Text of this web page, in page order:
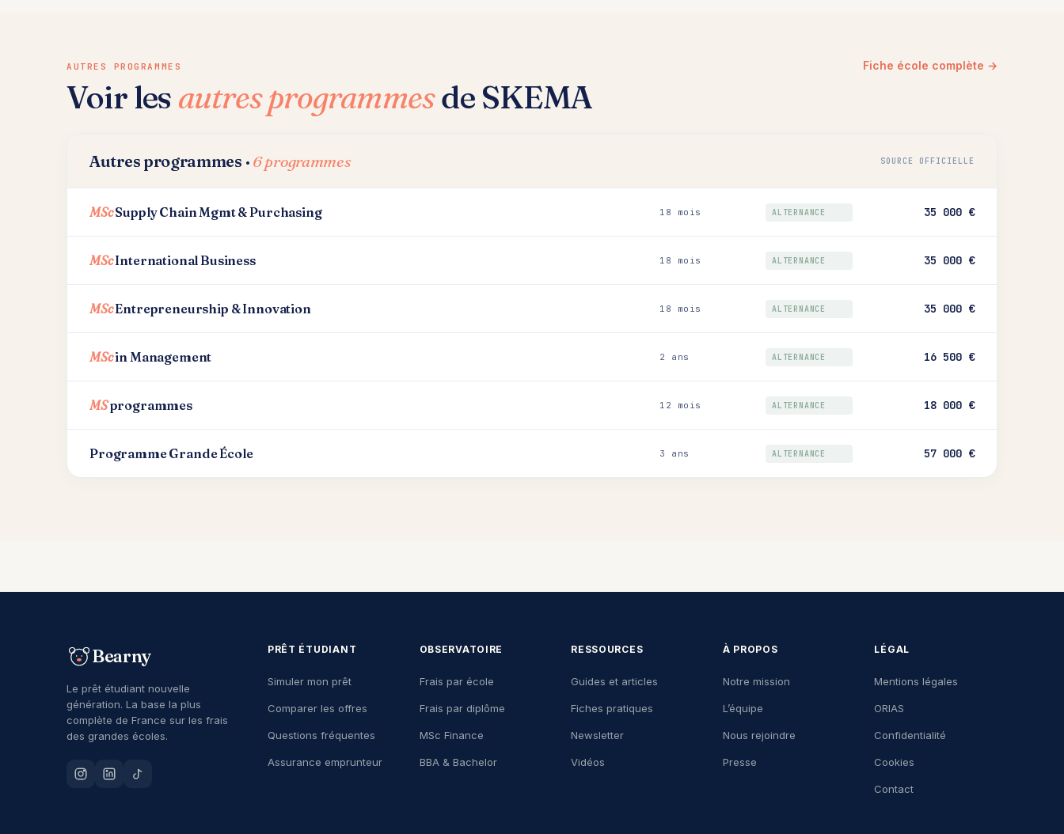
AUTRES PROGRAMMES
Voir les autres programmesde SKEMA
Fiche école complète →
Autres programmes · 6 programmes SOURCE OFFICIELLE
MScSupply Chain Mgmt & Purchasing 18 mois ALTERNANCE 35 000 €
MScInternational Business 18 mois ALTERNANCE 35 000 €
MScEntrepreneurship & Innovation 18 mois ALTERNANCE 35 000 €
MScin Management 2 ans ALTERNANCE 16 500 €
MSprogrammes 12 mois ALTERNANCE 18 000 €
Programme Grande École 3 ans ALTERNANCE 57 000 €
Bearny
Le prêt étudiant nouvelle
génération. La base la plus
complète de France sur les frais
des grandes écoles.
PRÊT ÉTUDIANT
Simuler mon prêt
Comparer les offres
Questions fréquentes
Assurance emprunteur
OBSERVATOIRE
Frais par école
Frais par diplôme
MSc Finance
BBA & Bachelor
RESSOURCES
Guides et articles
Fiches pratiques
Newsletter
Vidéos
À PROPOS
Notre mission
L’équipe
Nous rejoindre
Presse
LÉGAL
Mentions légales
ORIAS
Confidentialité
Cookies
Contact